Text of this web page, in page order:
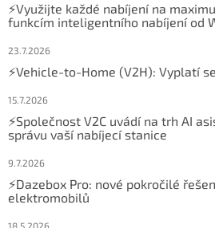
⚡Využijte každé nabíjení na
funkcím inteligentního nabíjení od
23.7.2026
⚡Vehicle-to-Home (V2H): Vyplatí
15.7.2026
⚡Společnost V2C uvádí na trh AI
správu vaší nabíjecí stanice
9.7.2026
⚡Dazebox Pro: nové pokročilé
elektromobilů
18.5.2026